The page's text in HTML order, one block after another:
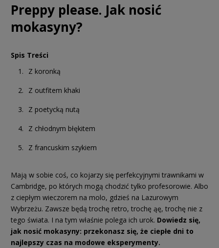
Preppy please. Jak nosić
mokasyny?
Spis Treści
Z koronką
Z outfitem khaki
Z poetycką nutą
Z chłodnym błękitem
Z francuskim szykiem
Mają w sobie coś, co kojarzy się perfekcyjnymi trawnikami w
Cambridge, po których mogą chodzić tylko profesorowie. Albo
z ciepłym wieczorem na molo, gdzieś na Lazurowym
Wybrzeżu. Zawsze będą trochę retro, trochę ąę, trochę nie z
tego świata. I na tym właśnie polega ich urok. Dowiedz się,
jak nosić mokasyny: przekonasz się, że ciepłe dni to
najlepszy czas na modowe eksperymenty.